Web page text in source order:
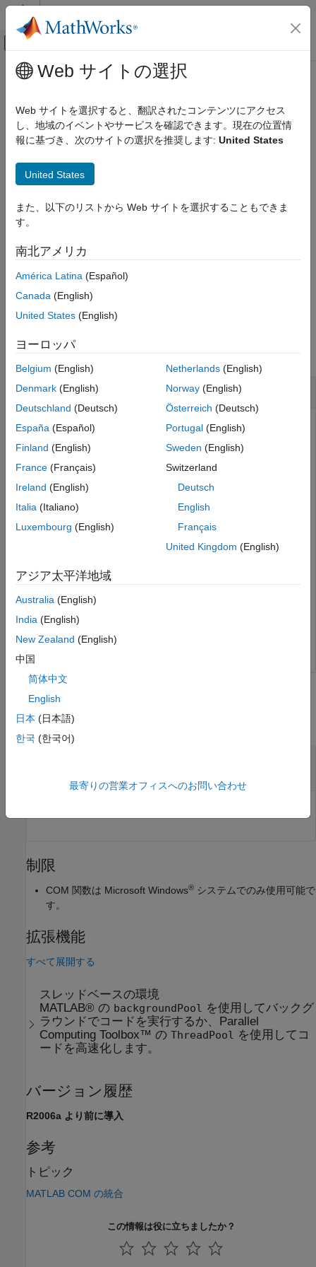
コンテンツへスキップ
オフキャンバス ナビゲーション メ
ドキュメンテーションのホーム
外部言語インターフェイス
MATLAB での COM
iscom
構文
例
拡張機能
バージョン履歴
メインコンテンツ
iscom
入力が COM オブジェクトかどうかを判別
構文
説明
(true) を返します。その他の場合は logical
例
すべて折りたたむ
COM オブジェクトのテスト
Microsoft ®Excel
アプリケーションのインスタンスをテス
アプリケーションが COM オブジェクトであることを示して
います。
app = actxserver( 'Excel.Application'
ワークブック オブジェクトを作成してテストします。
MATLAB はfalse
COM オブジェクトではないことを示しています。
w = get(app,
iscom(w)
入力引数
すべて折りたたむ
制限
COM 関数は Microsoft Windows® システムでのみ使用可能で
す。
拡張機能
すべて展開する
スレッドベースの環境
MATLAB® の backgroundPool
を使用してバックグ
ラウンドでコードを実行するか、Parallel
Computing Toolbox™ のThreadPool
を使用してコ
ードを高速化します。
バージョン履歴
R2006a より前に導入
参考
トピック
MATLAB COM の統合
この情報は役に立ちましたか？
Web サイトの選択
Web サイトを選択すると、翻訳されたコンテンツにアクセス
し、地域のイベントやサービスを確認できます。現在の位置情
報に基づき、次のサイトの選択を推奨します: United States
United States
また、以下のリストから Web サイトを選択することもできま
す。
南北アメリカ
América Latina (Español)
Canada (English)
United States (English)
ヨーロッパ
Belgium (English)
Denmark (English)
Deutschland (Deutsch)
España (Español)
Finland (English)
France (Français)
Ireland (English)
Italia (Italiano)
Luxembourg (English)
Netherlands(English)
Norway(English)
Österreich (Deutsch)
Portugal(English)
Sweden (English)
Switzerland
Deutsch
English
Français
United Kingdom (English)
アジア太平洋地域
Australia (English)
India (English)
New Zealand (English)
中国
简体中文
English
日本 (日本語)
한국 (한국어)
最寄りの営業オフィスへのお問い合わせ